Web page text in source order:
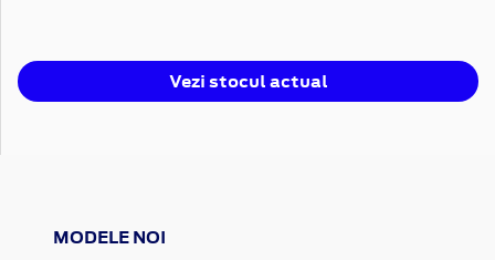
Vezi stocul actual
MODELE NOI